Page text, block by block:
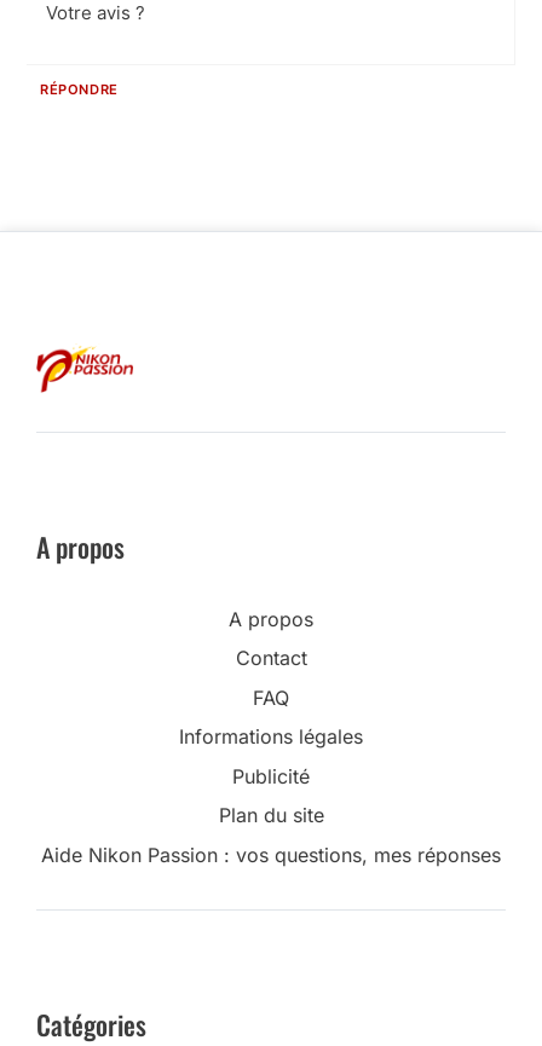
Votre avis ?
RÉPONDRE
A propos
A propos
Contact
FAQ
Informations légales
Publicité
Plan du site
Aide Nikon Passion : vos questions, mes réponses
Catégories